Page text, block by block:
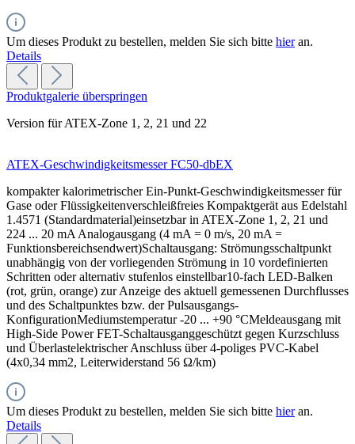
Um dieses Produkt zu bestellen, melden Sie sich bitte hieran.
Details
Produktgalerie überspringen
Version für ATEX-Zone 1, 2, 21 und 22
ATEX-Geschwindigkeitsmesser FC50-dbEX
kompakter kalorimetrischer Ein-Punkt-Geschwindigkeitsmesser für
Gase oder Flüssigkeitenverschleißfreies Kompaktgerät aus Edelstahl
1.4571 (Standardmaterial)einsetzbar in ATEX-Zone 1, 2, 21 und
224 ... 20 mA Analogausgang (4 mA = 0 m/s, 20 mA =
Funktionsbereichsendwert)Schaltausgang: Strömungsschaltpunkt
unabhängig von der vorliegenden Strömung in 10 vordefinierten
Schritten oder alternativ stufenlos einstellbar10-fach LED-Balken
(rot, grün, orange) zur Anzeige des aktuell gemessenen Durchflusses
und des Schaltpunktes bzw. der Pulsausgangs-
KonfigurationMediumstemperatur -20 ... +90 °CMeldeausgang mit
High-Side Power FET-Schaltausganggeschützt gegen Kurzschluss
und Überlastelektrischer Anschluss über 4-poliges PVC-Kabel
(4x0,34 mm2, Leiterwiderstand 56 Ω/km)
Um dieses Produkt zu bestellen, melden Sie sich bitte hieran.
Details